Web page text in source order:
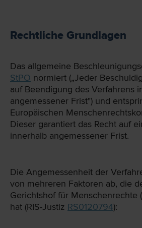
Rechtliche Grundlagen
Das allgemeine
StPO normiert („Jeder
auf Beendigung des Verfahrens
angemessener Frist") und
Europäischen
Dieser garantiert das Recht auf
innerhalb angemessener Frist.
Die Angemessenheit der
von mehreren Faktoren ab, die
Gerichtshof für Menschenrechte
hat (RIS-Justiz RS0120794):